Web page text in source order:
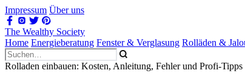
Impressum Über uns
The Wealthy Society
Home Energieberatung Fenster & Verglasung Rolläden &
Rolladen einbauen: Kosten, Anleitung, Fehler und Profi-Tipps